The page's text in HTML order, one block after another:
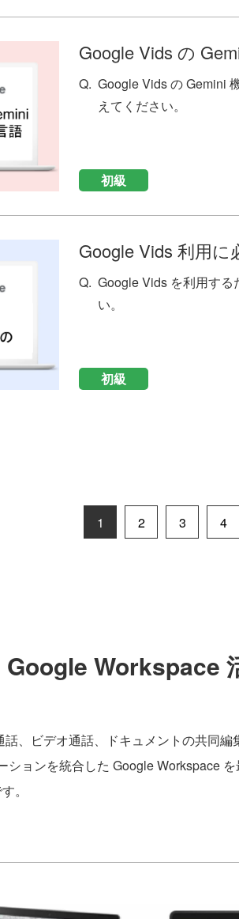
Google Vids の
Google Vids の Gemini
えてください。
初級
Google Vids 利用に
Google Vids を利用する
い。
初級
1 2 3 4
Google Workspace
、ビデオ通話、ドキュメントの共同
ションを統合した Google Workspace
。